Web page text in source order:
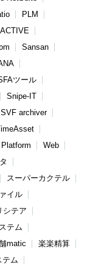
PLM
Sansan
ツール
Snipe-IT
SVF archiver
Web
スーパーカクテル
イル
シテア
テム
matic
楽楽精算
テム